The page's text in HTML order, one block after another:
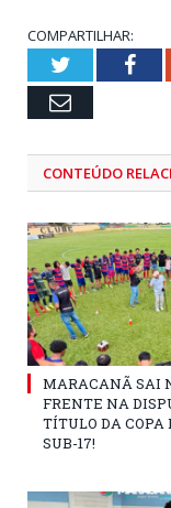
COMPARTILHAR:
Twitter
Email
CONTEÚDO
MARACANÃ SAI
FRENTE NA
TÍTULO DA COPA
SUB-17!